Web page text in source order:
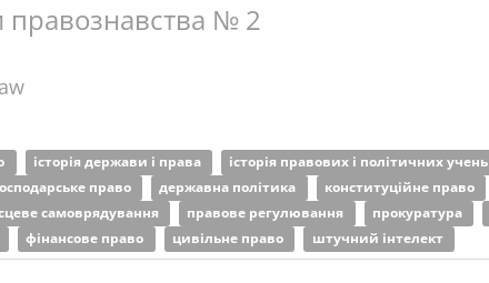
правознавства № 2
історія держави і права історія правових і політичних учень
право державна політика конституційне право
самоврядування правове регулювання прокуратура
фінансове право цивільне право штучний інтелект